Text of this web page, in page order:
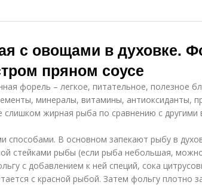
с овощами в духовке.
пряном соусе
форель – легкое, питательное, полезное
минералы, витамины, антиоксиданты,
слишком жирная рыба по сравнению с другими
способами. В основном запекают рыбу в
стейками рыбы (если рыба небольшая,
с добавлением к ней специй, сока
с красной рыбой. Затем фольгу плотно